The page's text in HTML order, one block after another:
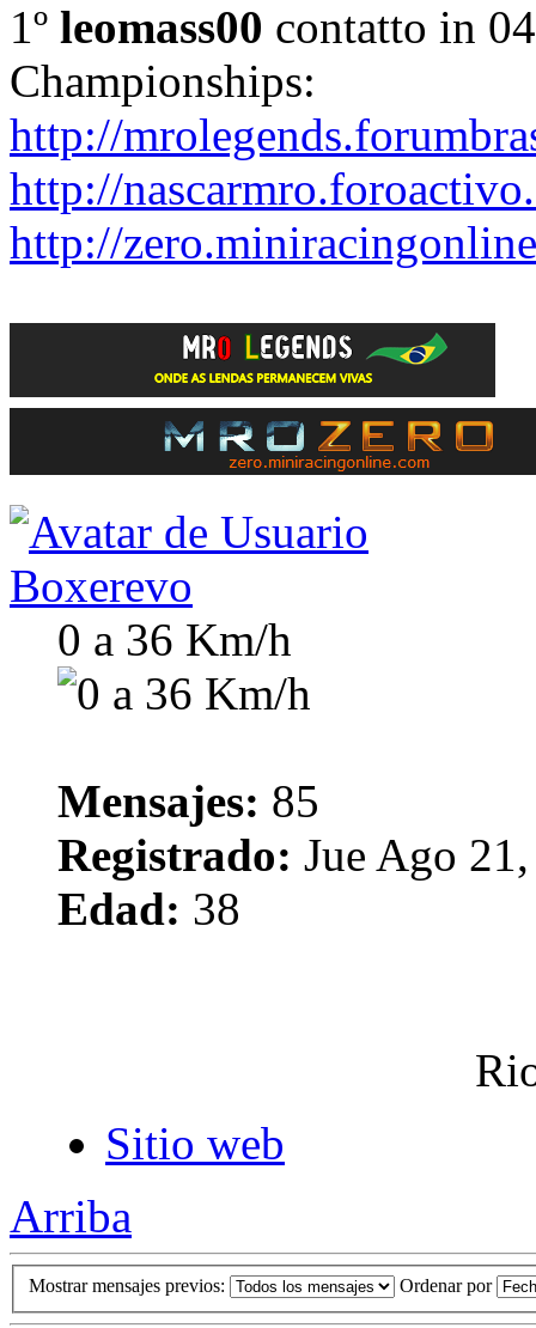
1º leomass00 contatto in
Championships:
http://
http://
http://
Boxerevo
0 a 36 Km/h
Mensajes: 85
Registrado: Jue Ago
Edad: 38
Sitio web
Arriba
Mostrar mensajes previos: Ordenar por